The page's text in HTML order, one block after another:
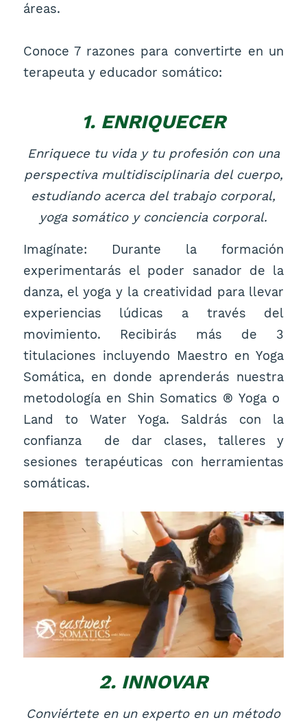
áreas.
Conoce 7 razones para convertirte en un
terapeuta y educador somático:
1. ENRIQUECER
Enriquece tu vida y tu profesión con una
perspectiva multidisciplinaria del cuerpo,
estudiando acerca del trabajo corporal,
yoga somático y conciencia corporal.
Imagínate: Durante la formación
experimentarás el poder sanador de la
danza, el yoga y la creatividad para llevar
experiencias lúdicas a través del
movimiento. Recibirás más de 3
titulaciones incluyendo Maestro en Yoga
Somática, en donde aprenderás nuestra
metodología en Shin Somatics ® Yoga o
Land to Water Yoga. Saldrás con la
confianza de dar clases, talleres y
sesiones terapéuticas con herramientas
somáticas.
2. INNOVAR
Conviértete en un experto en un método